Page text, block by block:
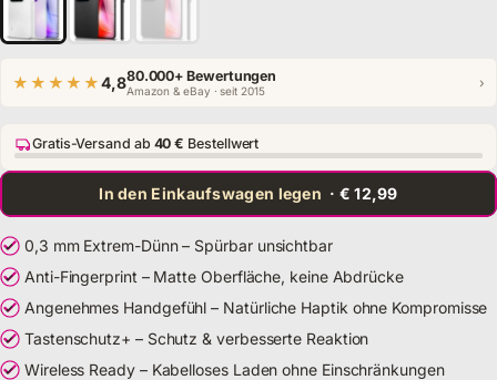
★★★★★4,880.000+ Bewertungen
Amazon & eBay · seit 2015 ›
Gratis-Versand ab 40 € Bestellwert
In den Einkaufswagen legen · € 12,99
0,3 mm Extrem-Dünn – Spürbar unsichtbar
Anti-Fingerprint – Matte Oberfläche, keine Abdrücke
Angenehmes Handgefühl – Natürliche Haptik ohne Kompromisse
Tastenschutz+ – Schutz & verbesserte Reaktion
Wireless Ready – Kabelloses Laden ohne Einschränkungen